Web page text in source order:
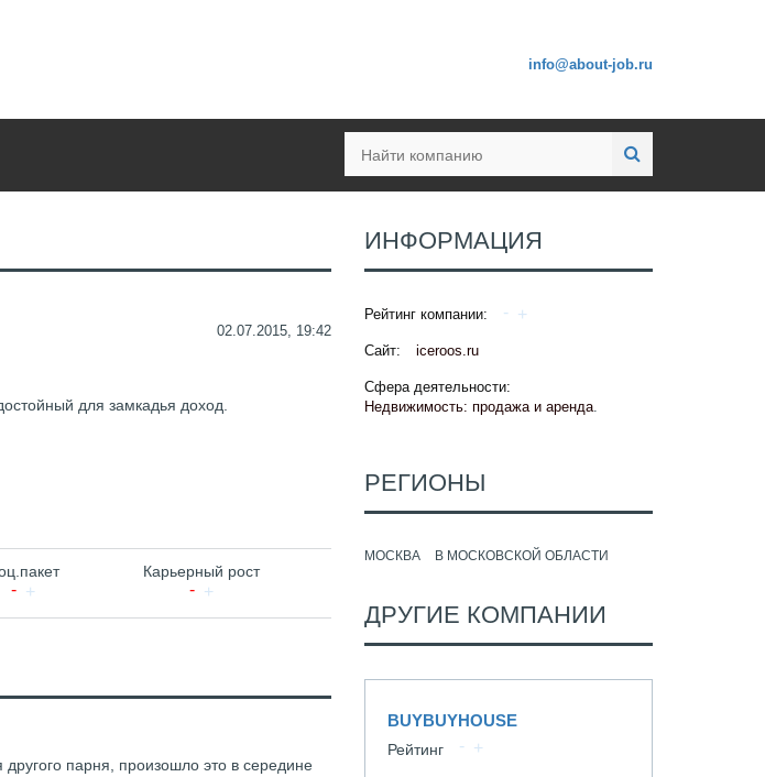
info@about-job.ru
02.07.2015, 19:42
для замкадья доход.
Карьерный рост
парня, произошло это в середине
ИНФОРМАЦИЯ
Рейтинг компании:
Сайт: iceroos.ru
Сфера деятельности:
Недвижимость: продажа и аренда.
РЕГИОНЫ
МОСКВА В МОСКОВСКОЙ ОБЛАСТИ
ДРУГИЕ КОМПАНИИ
BUYBUYHOUSE
Рейтинг